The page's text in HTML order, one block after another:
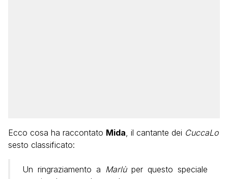
Ecco cosa ha raccontato Mida, il cantante dei CuccaLo
sesto classificato:
Un ringraziamento a Marlùper questo speciale